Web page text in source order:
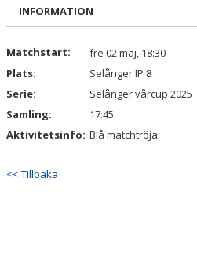
BILDGALLERI
KONTAKT
INFORMATION
Matchstart:
fre 02 maj, 18:30
Plats:
Selånger IP 8
Serie:
Selånger vårcup 2025
Samling:
17:45
Aktivitetsinfo: Blå matchtröja.
<< Tillbaka